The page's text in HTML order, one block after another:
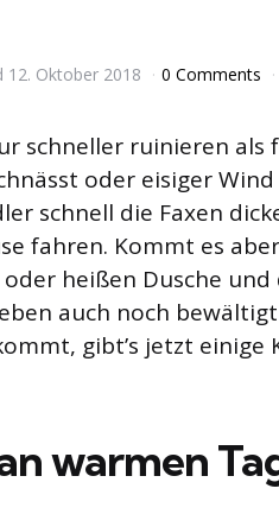
12. Oktober 2018 0 Comments
schneller ruinieren als
oder eisiger
schnell die Faxen
fahren. Kommt es
heißen Dusche
auch noch
gibt’s jetzt einige
warmen